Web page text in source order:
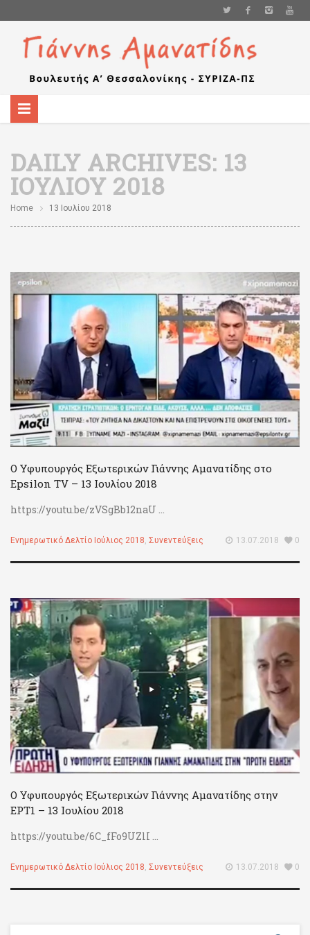
DAILY ARCHIVES: 13
ΙΟΥΛΊΟΥ 2018
Home 13 Ιουλίου 2018
Ο Υφυπουργός Εξωτερικών Γιάννης Αμανατίδης στο
Epsilon TV – 13 Ιουλίου 2018
https://youtu.be/zVSgBb12naU ...
Ενημερωτικό Δελτίο Ιούλιος 2018, Συνεντεύξεις 13.07.2018 0
Ο Υφυπουργός Εξωτερικών Γιάννης Αμανατίδης στην
ΕΡΤ1 – 13 Ιουλίου 2018
https://youtu.be/6C_fFo9UZlI ...
Ενημερωτικό Δελτίο Ιούλιος 2018, Συνεντεύξεις 13.07.2018 0